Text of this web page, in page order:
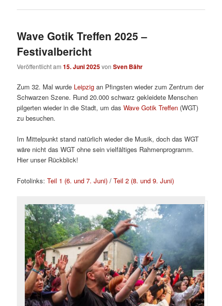
Wave Gotik Treffen 2025 –
Festivalbericht
Veröffentlicht am15. Juni 2025vonSven Bähr
Zum 32. Mal wurde Leipzig an Pfingsten wieder zum Zentrum der
Schwarzen Szene. Rund 20.000 schwarz gekleidete Menschen
pilgerten wieder in die Stadt, um dasWave Gotik Treffen (WGT)
zu besuchen.
Im Mittelpunkt stand natürlich wieder die Musik, doch das WGT
wäre nicht das WGT ohne sein vielfältiges Rahmenprogramm.
Hier unser Rückblick!
Fotolinks:Teil 1 (6. und 7. Juni) /Teil 2 (8. und 9. Juni)